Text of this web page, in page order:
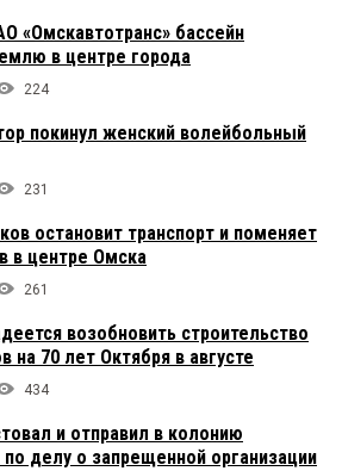
«Омскавтотранс» бассейн
в центре города
224
покинул женский волейбольный
231
остановит транспорт и поменяет
в центре Омска
261
возобновить строительство
70 лет Октября в августе
434
и отправил в колонию
делу о запрещенной организации